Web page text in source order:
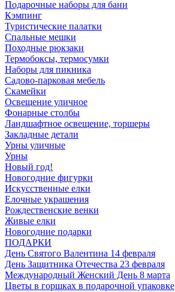
Подарочные наборы для бани
Кэмпинг
Туристические палатки
Спальные мешки
Походные рюкзаки
Термобоксы, термосумки
Наборы для пикника
Садово-парковая мебель
Скамейки
Освещение уличное
Фонарные столбы
Ландшафтное освещение, торшеры
Закладные детали
Урны уличные
Урны
Новый год!
Новогодние фигурки
Искусственные елки
Елочные украшения
Рождественские венки
Живые елки
Новогодние подарки
ПОДАРКИ
День Святого Валентина 14 февраля
День Защитника Отечества 23 февраля
Международный Женский День 8 марта
Цветы в горшках в подарочной упаковке